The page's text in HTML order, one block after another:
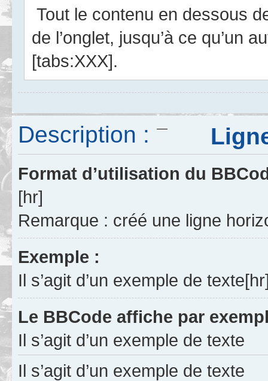
Tout le contenu en dessous
de l’onglet, jusqu’à ce qu’un
[tabs:XXX].
Description : Ligne
Format d’utilisation du
[hr]
Remarque : créé une ligne
Exemple :
Il s’agit d’un exemple de
Le BBCode affiche par
Il s’agit d’un exemple de texte
Il s’agit d’un exemple de texte